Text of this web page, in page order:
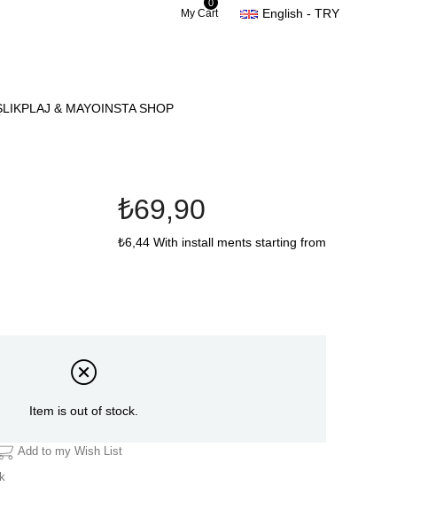
English - TRY
My Cart
0
PLAJ & MAYOINSTA SHOP
₺69,90
₺6,44 With install ments starting from
Item is out of stock.
Add to my Wish List